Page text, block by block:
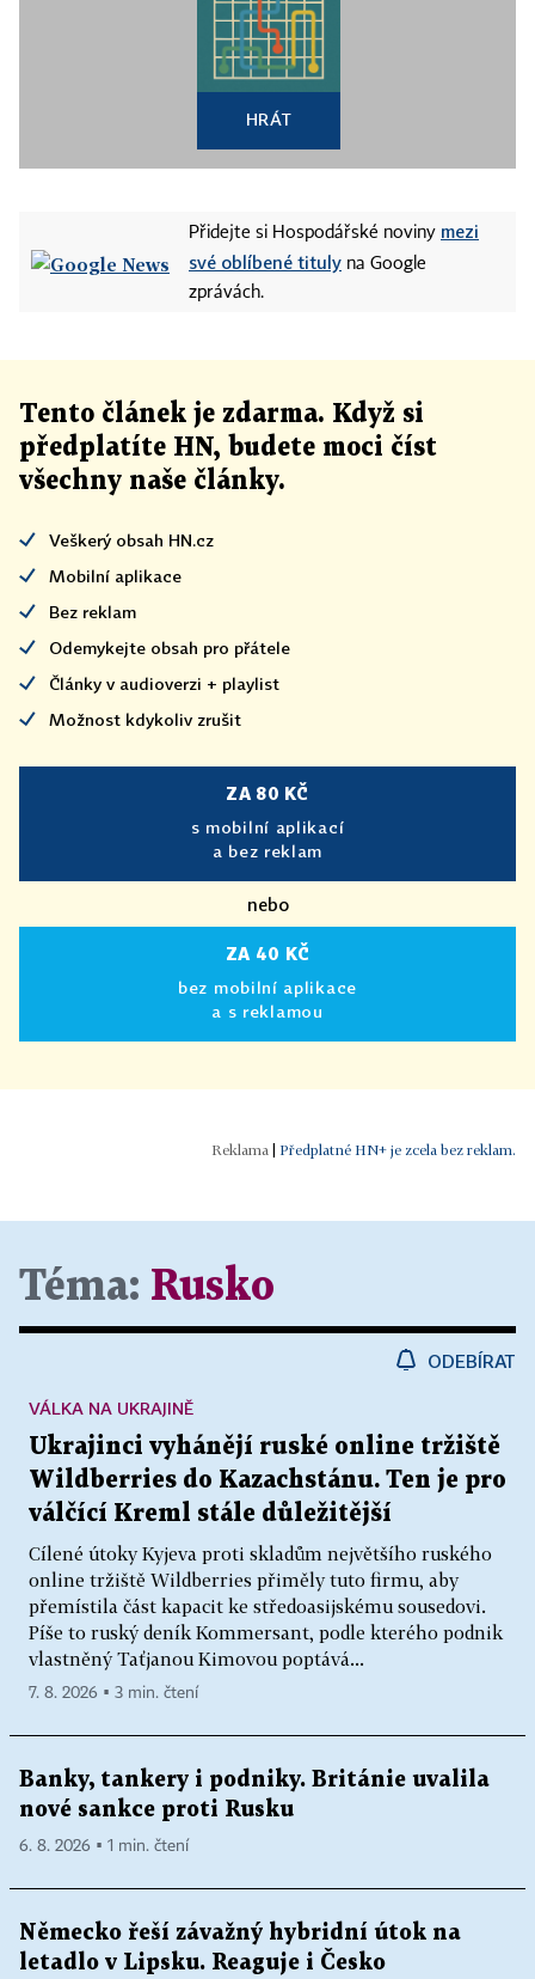
HRÁT
Přidejte si Hospodářské noviny mezi
své oblíbené tituly na Google
zprávách.
Tento článek je zdarma. Když si
předplatíte HN, budete moci číst
všechny naše články.
Veškerý obsah HN.cz
Mobilní aplikace
Bez reklam
Odemykejte obsah pro přátele
Články v audioverzi + playlist
Možnost kdykoliv zrušit
ZA 80 KČ
s mobilní aplikací
a bez reklam
nebo
ZA 40 KČ
bez mobilní aplikace
a s reklamou
Předplatné HN+ je zcela bez reklam.
Téma: Rusko
ODEBÍRAT
Ukrajinci vyhánějí ruské online tržiště
Wildberries do Kazachstánu. Ten je pro
válčící Kreml stále důležitější
Cílené útoky Kyjeva proti skladům největšího ruského
online tržiště Wildberries přiměly tuto firmu, aby
přemístila část kapacit ke středoasijskému sousedovi.
Píše to ruský deník Kommersant, podle kterého podnik
vlastněný Taťjanou Kimovou poptává...
VÁLKA NA UKRAJINĚ
7. 8. 2026 ▪ 3 min. čtení
Banky, tankery i podniky. Británie uvalila
nové sankce proti Rusku
6. 8. 2026 ▪ 1 min. čtení
Německo řeší závažný hybridní útok na
letadlo v Lipsku. Reaguje i Česko